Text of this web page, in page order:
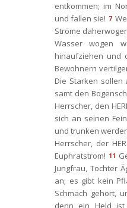
entkommen; im
und fallen sie! 7
Ströme
Wasser wogen
hinaufziehen und
Bewohnern
Die Starken sollen
amt den
Herrscher, den
ich an seinen
und trunken
Herrscher, der
Euphratstrom! 11
Jungfrau, Tochter
an; es gibt kein
Schmach gehört,
denn ein Held